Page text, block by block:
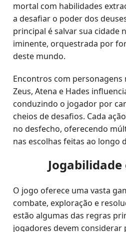
mortal com habilidades
a desafiar o poder dos
principal é salvar sua cidade
iminente, orquestrada por
deste mundo.
Encontros com
Zeus, Atena e Hades
conduzindo o jogador por
cheios de desafios. Cada
no desfecho, oferecendo
nas escolhas feitas ao longo
Jogabilidade
O jogo oferece uma vasta
combate, exploração e
estão algumas das regras
jogadores devem considerar